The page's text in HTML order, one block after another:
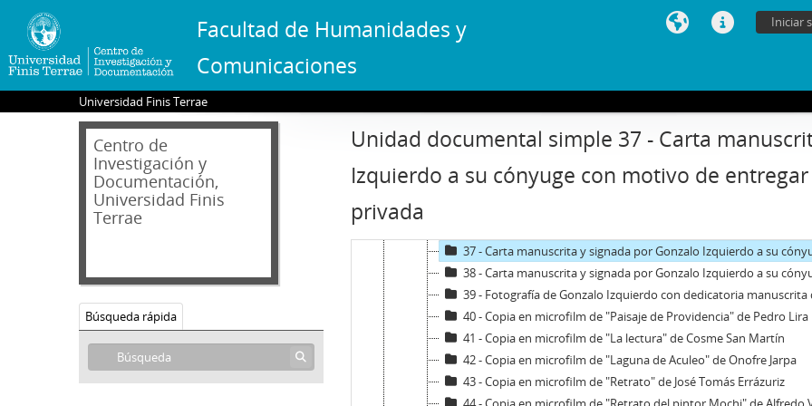
Facultad de Humanidades y
Comunicaciones
Iniciar
Universidad Finis Terrae
Centro de
Investigación y
Documentación,
Universidad Finis
Terrae
Búsqueda rápida
Unidad documental simple 37 - Carta
Izquierdo a su cónyuge con motivo de
privada
26 - Carta mecanografiada de Gonzalo Izquierdo a Marcello [desconocido] con
27 - Carta mecanografiada de Gonzalo Izquierdo a Arnold [desconocido] con
28 - Carta mecanografiada de Gonzalo Izquierdo a Vicente Urbistondo con
29 - Carta mecanografiada de Gonzalo Izquierdo a su cónyuge con motivo de entregar
32 - Carta mecanografiada de Gonzalo Izquierdo a Marcello [desconocido] con
33 - Cartas mecanografiada con anotaciones manuscritas de Gonzalo Izquierdo a Arnold [desconocido] y
34 - Carta mecanografiada de Gonzalo Izquierdo a Marcello [desconocido] con
37 - Carta manuscrita y signada por Gonzalo Izquierdo a su
38 - Carta manuscrita y signada por Gonzalo Izquierdo a su
39 - Fotografía de Gonzalo Izquierdo con dedicatoria manuscrita
40 - Copia en microfilm de "Paisaje de Providencia" de Pedro Lira
41 - Copia en microfilm de "La lectura" de Cosme San Martín
42 - Copia en microfilm de "Laguna de Aculeo" de Onofre Jarpa
43 - Copia en microfilm de "Retrato" de José Tomás Errázuriz